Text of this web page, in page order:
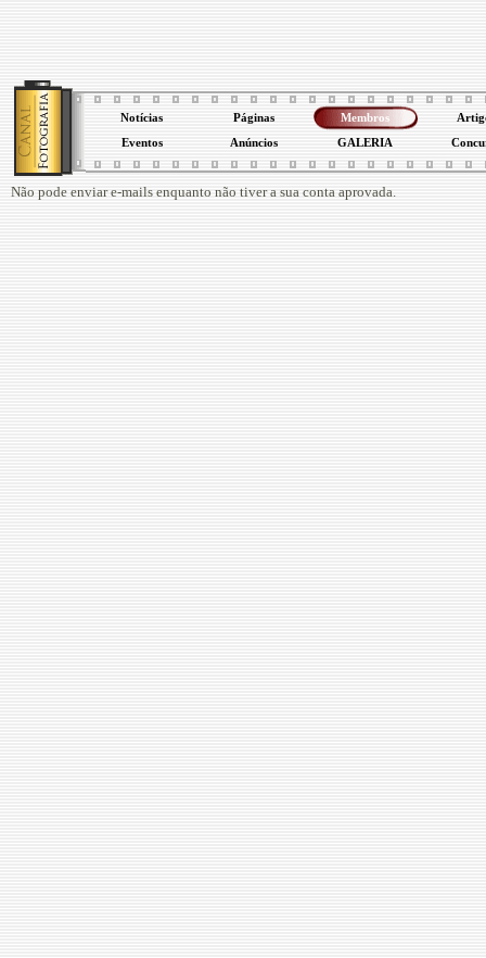
Notícias Páginas Membros
Eventos Anúncios GALERIA
Não pode enviar e-mails enquanto não tiver a sua conta aprovada.